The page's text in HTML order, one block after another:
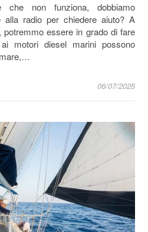
alla radio per chiedere aiuto? A
essere in grado di fare
motori diesel marini possono
06/07/2025